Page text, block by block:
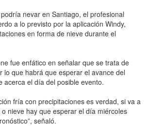
nevar en Santiago, el profesional
a lo previsto por la aplicación Windy,
en forma de nieve durante el
fue enfático en señalar que se trata de
lo que habrá que esperar el avance del
acerca el día del posible evento.
fría con precipitaciones es verdad, si va a
nieve hay que esperar el día miércoles
señaló.